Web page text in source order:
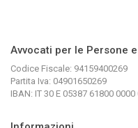
Avvocati per le Persone
Codice Fiscale: 94159400269
Partita Iva: 04901650269
IBAN: IT 30 E 05387 61800 0000